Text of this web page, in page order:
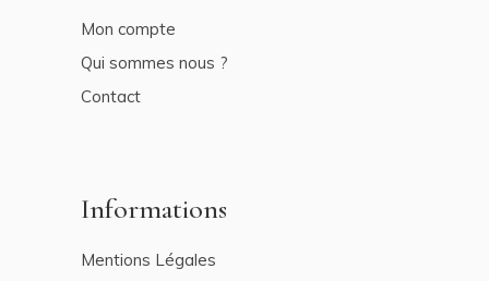
Mon compte
Qui sommes nous ?
Contact
Informations
Mentions Légales